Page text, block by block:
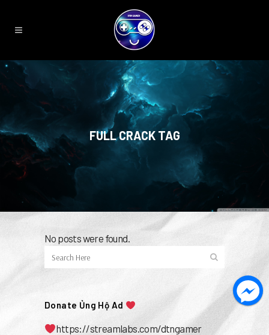
FULL CRACK TAG
No posts were found.
Donate Ủng Hộ Ad
https://streamlabs.com/dtngamer